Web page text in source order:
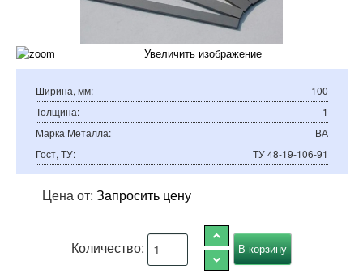
Увеличить изображение
Ширина, мм:
100
Толщина:
1
Марка Металла:
ВА
Гост, ТУ: ТУ 48-19-106-91
Цена от: Запросить цену
Количество: